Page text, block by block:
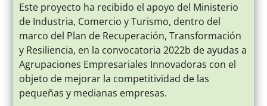
Este proyecto ha recibido el apoyo del Ministerio
de Industria, Comercio y Turismo, dentro del
marco del Plan de Recuperación, Transformación
y Resiliencia, en la convocatoria 2022b de ayudas a
Agrupaciones Empresariales Innovadoras con el
objeto de mejorar la competitividad de las
pequeñas y medianas empresas.